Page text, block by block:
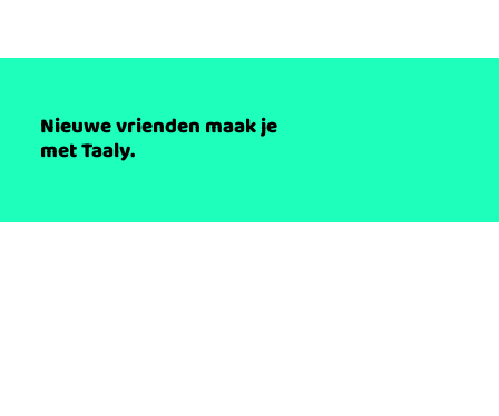
Nieuwe vrienden maak je
met Taaly.